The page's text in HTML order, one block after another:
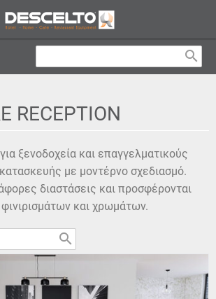
search
RECEPTION
ξενοδοχεία και επαγγελματικούς
με μοντέρνο σχεδιασμό.
διαστάσεις και προσφέρονται
και χρωμάτων.
search